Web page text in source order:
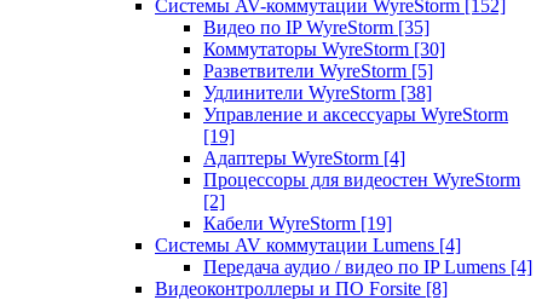
Системы AV-коммутации WyreStorm [152]
Видео по IP WyreStorm [35]
Коммутаторы WyreStorm [30]
Разветвители WyreStorm [5]
Удлинители WyreStorm [38]
Управление и аксессуары WyreStorm
[19]
Адаптеры WyreStorm [4]
Процессоры для видеостен WyreStorm
[2]
Кабели WyreStorm [19]
Системы AV коммутации Lumens [4]
Передача аудио / видео по IP Lumens [4]
Видеоконтроллеры и ПО Forsite [8]